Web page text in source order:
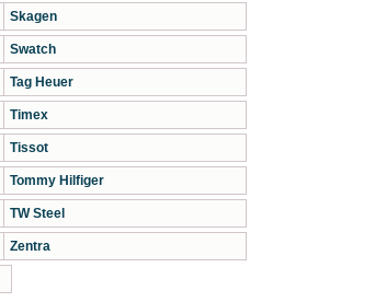
Skagen
Swatch
Tag Heuer
Timex
Tissot
Tommy Hilfiger
TW Steel
Zentra